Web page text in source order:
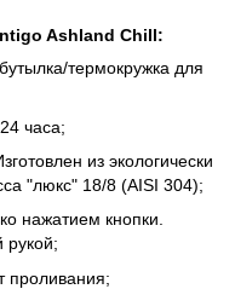
Ashland Chill:
термокружка для
часа;
из экологически
"люкс" 18/8 (AISI 304);
нажатием кнопки.
рукой;
проливания;